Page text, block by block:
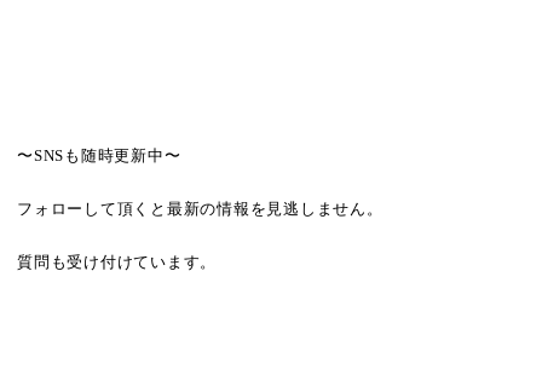
〜SNSも随時更新中〜
フォローして頂くと最新の情報を見逃しません。
質問も受け付けています。